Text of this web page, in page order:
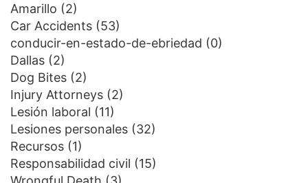
Amarillo (2)
Car Accidents (53)
conducir-en-estado-de-ebriedad (0)
Dallas (2)
Dog Bites (2)
Injury Attorneys (2)
Lesión laboral (11)
Lesiones personales (32)
Recursos (1)
Responsabilidad civil (15)